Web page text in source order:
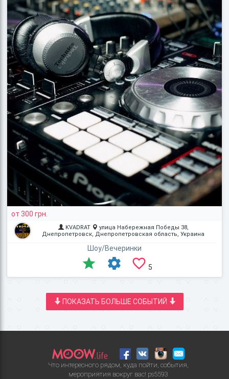
от 300 грн.
KVADRAT
улица Набережная Победы 38,
Днепропетровск, Днепропетровская область, Украина
Шоу/Вечеринки
5
ПОКАЗАТЬ БОЛЬШЕ СОБЫТИЙ
Что интересного рядом, куда пойти, события,
мероприятия вокруг вас! ps5593